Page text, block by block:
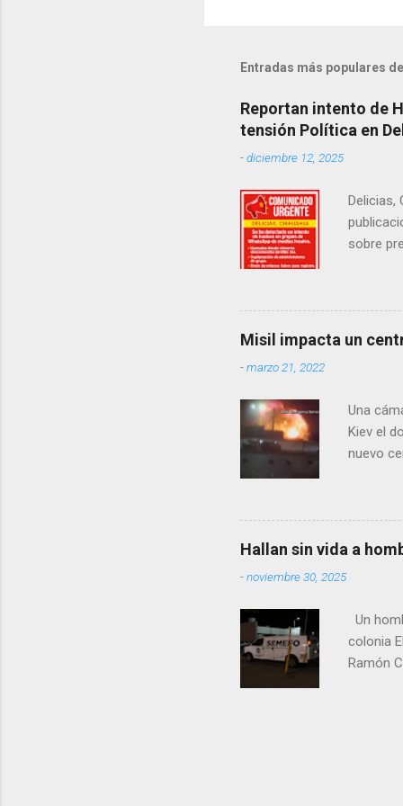
Entradas más populares
Reportan intento de
tensión Política en
-diciembre 12, 2025
Delicias,
sobre
la
los
Misil impacta un
-marzo 21, 2022
Una
Kiev el
nuevo
años,
cientos
Hallan sin vida a
-noviembre 30, 2025
Un
colonia
Ramón
zona